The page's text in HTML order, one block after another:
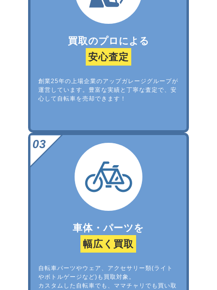
買取のプロによる
安心査定
創業25年の上場企業のアップガレージグループが
運営しています。豊富な実績と丁寧な査定で、安
心して自転車を売却できます！
車体・パーツを
幅広く買取
自転車パーツやウェア、アクセサリー類(ライト
やボトルゲージなど)も買取対象。
カスタムした自転車でも、ママチャリでも買い取